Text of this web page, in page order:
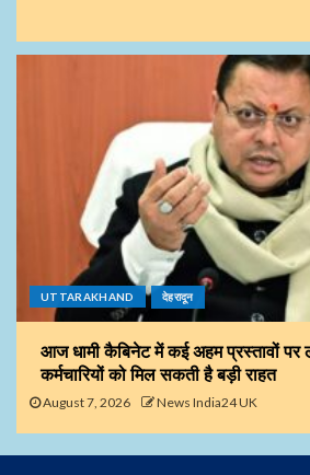
UTTARAKHAND देहरादून
आज धामी कैबिनेट में कई अहम प्रस्तावों पर
कर्मचारियों को मिल सकती है बड़ी राहत
August 7, 2026 News India24 UK